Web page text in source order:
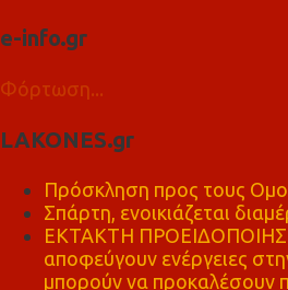
e-info.gr
Φόρτωση...
LAKONES.gr
Πρόσκληση προς τους
Σπάρτη, ενοικιάζεται
ΕΚΤΑΚΤΗ
αποφεύγουν ενέργειες
μπορούν να προκαλέσουν